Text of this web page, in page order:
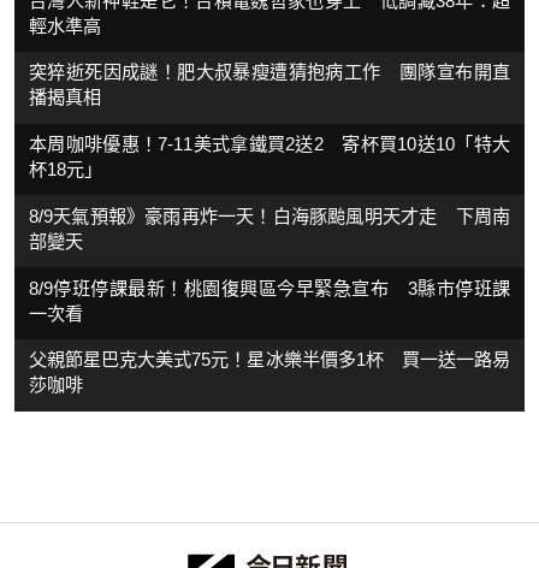
輕水準高
突猝逝死因成謎！肥大叔暴瘦遭猜抱病工作 團隊宣布開直
播揭真相
本周咖啡優惠！7-11美式拿鐵買2送2 寄杯買10送10「特大
杯18元」
8/9天氣預報》豪雨再炸一天！白海豚颱風明天才走 下周南
部變天
8/9停班停課最新！桃園復興區今早緊急宣布 3縣市停班課
一次看
父親節星巴克大美式75元！星冰樂半價多1杯 買一送一路易
莎咖啡